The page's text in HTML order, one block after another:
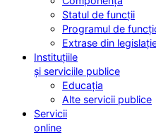
Statul de funcții
Programul de
Extrase din
Instituțiile
și serviciile publice
Educația
Alte servicii publice
Servicii
online